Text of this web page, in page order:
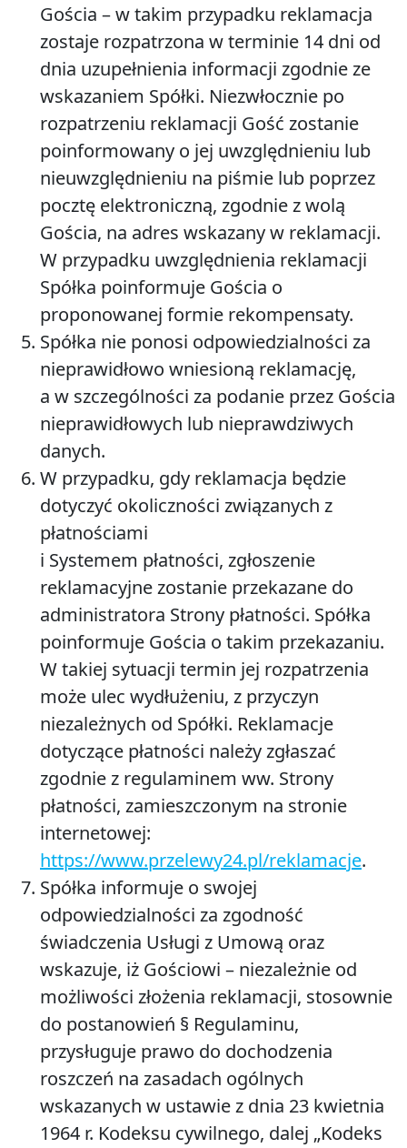
Gościa – w takim przypadku reklamacja
zostaje rozpatrzona w terminie 14 dni od
dnia uzupełnienia informacji zgodnie ze
wskazaniem Spółki. Niezwłocznie po
rozpatrzeniu reklamacji Gość zostanie
poinformowany o jej uwzględnieniu lub
nieuwzględnieniu na piśmie lub poprzez
pocztę elektroniczną, zgodnie z wolą
Gościa, na adres wskazany w reklamacji.
W przypadku uwzględnienia reklamacji
Spółka poinformuje Gościa o
proponowanej formie rekompensaty.
Spółka nie ponosi odpowiedzialności za
nieprawidłowo wniesioną reklamację,
a w szczególności za podanie przez Gościa
nieprawidłowych lub nieprawdziwych
danych.
W przypadku, gdy reklamacja będzie
dotyczyć okoliczności związanych z
płatnościami
i Systemem płatności, zgłoszenie
reklamacyjne zostanie przekazane do
administratora Strony płatności. Spółka
poinformuje Gościa o takim przekazaniu.
W takiej sytuacji termin jej rozpatrzenia
może ulec wydłużeniu, z przyczyn
niezależnych od Spółki. Reklamacje
dotyczące płatności należy zgłaszać
zgodnie z regulaminem ww. Strony
płatności, zamieszczonym na stronie
internetowej:
https://www.przelewy24.pl/reklamacje.
Spółka informuje o swojej
odpowiedzialności za zgodność
świadczenia Usługi z Umową oraz
wskazuje, iż Gościowi – niezależnie od
możliwości złożenia reklamacji, stosownie
do postanowień § Regulaminu,
przysługuje prawo do dochodzenia
roszczeń na zasadach ogólnych
wskazanych w ustawie z dnia 23 kwietnia
1964 r. Kodeksu cywilnego, dalej „Kodeks